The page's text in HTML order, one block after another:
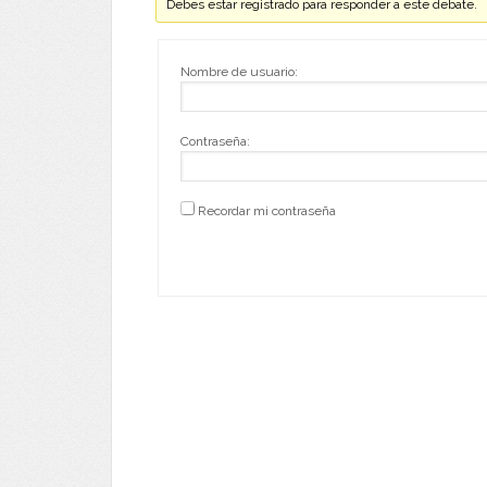
Debes estar registrado para responder a este debate.
Nombre de usuario:
Contraseña:
Recordar mi contraseña